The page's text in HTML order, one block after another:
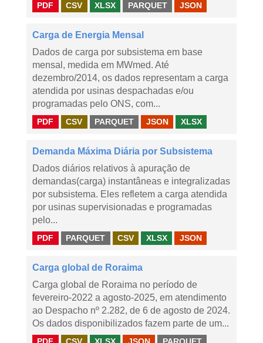
PDF CSV XLSX PARQUET JSON
Carga de Energia Mensal
Dados de carga por subsistema em base
mensal, medida em MWmed. Até
dezembro/2014, os dados representam a carga
atendida por usinas despachadas e/ou
programadas pelo ONS, com...
PDF CSV PARQUET JSON XLSX
Demanda Máxima Diária por Subsistema
Dados diários relativos à apuração de
demandas(carga) instantâneas e integralizadas
por subsistema. Eles refletem a carga atendida
por usinas supervisionadas e programadas
pelo...
PDF PARQUET CSV XLSX JSON
Carga global de Roraima
Carga global de Roraima no período de
fevereiro-2022 a agosto-2025, em atendimento
ao Despacho nº 2.282, de 6 de agosto de 2024.
Os dados disponibilizados fazem parte de um...